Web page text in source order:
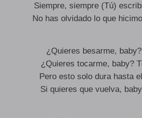
Siempre, siempre (Tú)
No has olvidado lo que
¿Quieres besarme,
¿Quieres tocarme, baby?
Pero esto solo dura hasta
Si quieres que vuelva,